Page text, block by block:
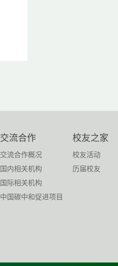
交流合作
交流合作概况
国内相关机构
国际相关机构
中国碳中和促进项目
校友之家
校友活动
历届校友